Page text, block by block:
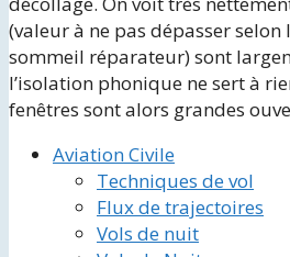
(valeur à ne pas dépasser selon
sommeil réparateur) sont
l’isolation phonique ne sert à
fenêtres sont alors grandes
Aviation Civile
Techniques de vol
Flux de trajectoires
Vols de nuit